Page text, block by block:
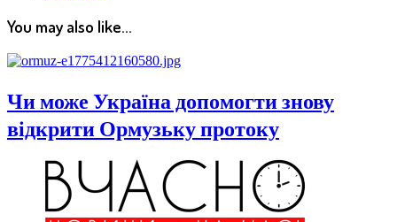
You may also like...
Чи може Україна допомогти знову
відкрити Ормузьку протоку